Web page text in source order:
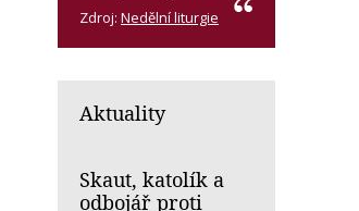
Zdroj: Nedělní liturgie
Aktuality
Skaut, katolík a
odbojář proti